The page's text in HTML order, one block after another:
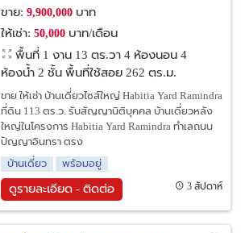
ขาย: 9,900,000บาท
ให้เช่า: 50,000บาท/เดือน
พื้นที่ 1 งาน 13 ตร.วา 4 ห้องนอน 4
ห้องน้ำ 2 ชั้น พื้นที่ใช้สอย 262 ตร.ม.
ขาย ให้เช่า บ้านเดี่ยวไซส์ใหญ่ Habitia Yard Ramindra
ที่ดิน 113 ตร.ว. รับสัญญานิติบุคคล บ้านเดี่ยวหลัง
ใหญ่ในโครงการ Habitia Yard Ramindra ทำเลถนน
ปัญญาอินทรา ตรง
บ้านเดี่ยว
พร้อมอยู่
ดูรายละเอียด - ติดต่อ 3 สัปดาห์